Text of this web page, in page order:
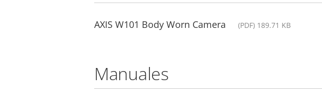
AXIS W101 Body Worn Camera (PDF) 189.71 KB
Manuales